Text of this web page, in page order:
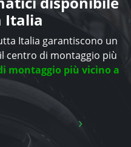
Italia
Italia garantiscono un
centro di montaggio più
montaggio più vicino a
›